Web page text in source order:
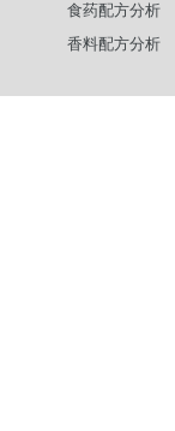
食药配方分析
香料配方分析